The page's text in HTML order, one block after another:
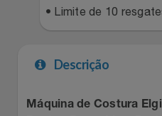
Hospital De Amor
Méliuz
• Limite de 10
Descrição
Máquina de Costura